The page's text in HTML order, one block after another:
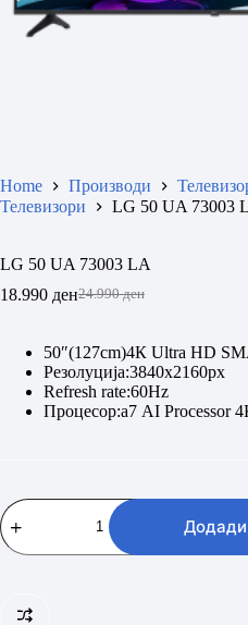
Home Производи
Телевизори
LG 50 UA 73003
LG 50 UA 73003 LA
24.990ден
Original
24.990 ден.
18.990 денCurrent
18.990 ден.
50″(127cm)4К Ultra HD
Резолуција:3840x2160px
Refresh rate:60Hz
Процесор:а7 АI Processor
LG
50
UA
Додади